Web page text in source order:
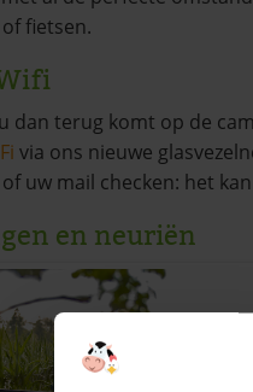
fietsen.
dan terug komt op de
via ons nieuwe
uw mail checken: het
en neuriën